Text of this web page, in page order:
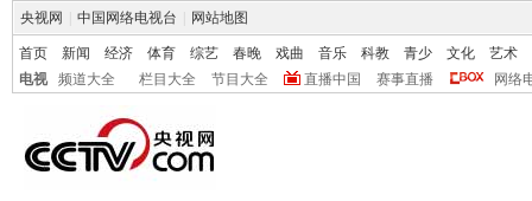
央视网 中国网络电视台 网站地图
首页 新闻 经济 体育 综艺 春晚 戏曲 音乐 科教 青少 文化
艺术
电视
频道大全 栏目大全 节目大全 直播中国 赛事直播 网络